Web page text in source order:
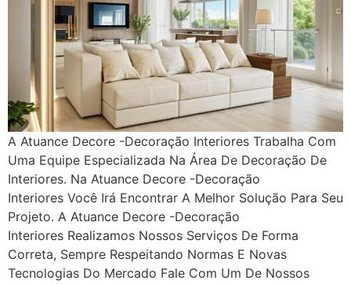
A Atuance Decore -Decoração Interiores Trabalha Com
Uma Equipe Especializada Na Área De Decoração De
Interiores. Na Atuance Decore -Decoração
Interiores Você Irá Encontrar A Melhor Solução Para Seu
Projeto. A Atuance Decore -Decoração
Interiores Realizamos Nossos Serviços De Forma
Correta, Sempre Respeitando Normas E Novas
Tecnologias Do Mercado Fale Com Um De Nossos